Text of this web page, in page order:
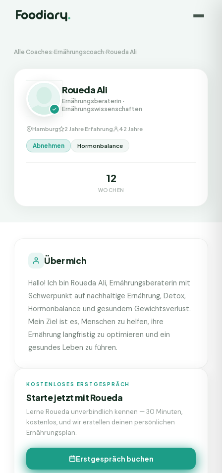
Alle Coaches›Ernährungscoach›Roueda Ali
Roueda Ali
Ernährungsberaterin ·
Ernährungswissenschaften
Hamburg 2 Jahre Erfahrung 42 Jahre
Abnehmen Hormonbalance
12
WOCHEN
Über mich
Hallo! Ich bin Roueda Ali, Ernährungsberaterin mit
Schwerpunkt auf nachhaltige Ernährung, Detox,
Hormonbalance und gesundem Gewichtsverlust.
Mein Ziel ist es, Menschen zu helfen, ihre
Ernährung langfristig zu optimieren und ein
gesundes Leben zu führen.
KOSTENLOSES ERSTGESPRÄCH
Starte jetzt mitRoueda
Lerne Roueda unverbindlich kennen — 30 Minuten,
kostenlos, und wir erstellen deinen persönlichen
Ernährungsplan.
Erstgespräch buchen